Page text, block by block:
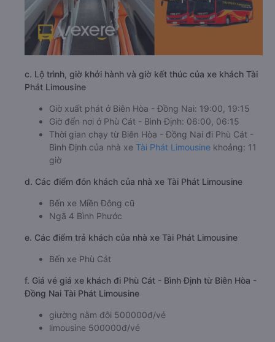
c. Lộ trình, giờ khởi hành và giờ kết thúc của xe khách Tài
Phát Limousine
Giờ xuất phát ở Biên Hòa - Đồng Nai: 19:00, 19:15
Giờ đến nơi ở Phù Cát - Bình Định: 06:00, 06:15
Thời gian chạy từ Biên Hòa - Đồng Nai đi Phù Cát -
Bình Định của nhà xe Tài Phát Limousine khoảng: 11
giờ
d. Các điểm đón khách của nhà xe Tài Phát Limousine
Bến xe Miền Đông cũ
Ngã 4 Bình Phước
e. Các điểm trả khách của nhà xe Tài Phát Limousine
Bến xe Phù Cát
f. Giá vé giá xe khách đi Phù Cát - Bình Định từ Biên Hòa -
Đồng Nai Tài Phát Limousine
giường nằm đôi 500000đ/vé
limousine 500000đ/vé